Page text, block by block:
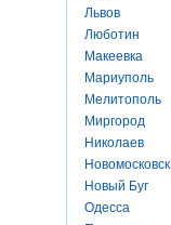
Львов
Люботин
Макеевка
Мариуполь
Мелитополь
Миргород
Николаев
Новомосковск
Новый Буг
Одесса